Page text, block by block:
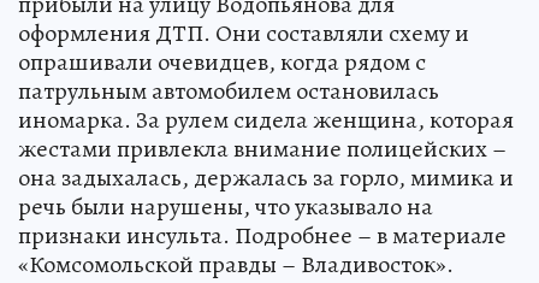
оформления ДТП. Они составляли схему и
опрашивали очевидцев, когда рядом с
патрульным автомобилем остановилась
иномарка. За рулем сидела женщина, которая
жестами привлекла внимание полицейских –
она задыхалась, держалась за горло, мимика и
речь были нарушены, что указывало на
признаки инсульта. Подробнее – в материале
«Комсомольской правды – Владивосток».